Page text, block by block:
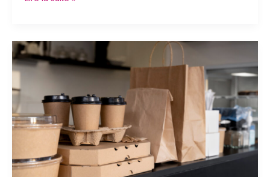
Comment
l’économie
circulaire
encourager
l’utilisation
d’emballages
écologiques
dans
les